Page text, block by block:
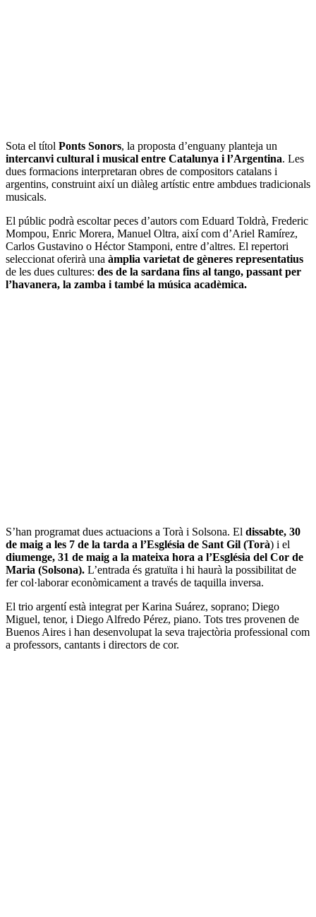
Sota el títol Ponts Sonors, la proposta d’enguany planteja un
intercanvi cultural i musical entre Catalunya i l’Argentina. Les
dues formacions interpretaran obres de compositors catalans i
argentins, construint així un diàleg artístic entre ambdues tradicionals
musicals.
El públic podrà escoltar peces d’autors com Eduard Toldrà, Frederic
Mompou, Enric Morera, Manuel Oltra, així com d’Ariel Ramírez,
Carlos Gustavino o Héctor Stamponi, entre d’altres. El repertori
seleccionat oferirà una àmplia varietat de gèneres representatius
de les dues cultures: des de la sardana fins al tango, passant per
l’havanera, la zamba i també la música acadèmica.
S’han programat dues actuacions a Torà i Solsona. El dissabte, 30
de maig a les 7 de la tarda a l’Església de Sant Gil (Torà) i el
diumenge, 31 de maig a la mateixa hora a l’Església del Cor de
Maria (Solsona). L’entrada és gratuïta i hi haurà la possibilitat de
fer col·laborar econòmicament a través de taquilla inversa.
El trio argentí està integrat per Karina Suárez, soprano; Diego
Miguel, tenor, i Diego Alfredo Pérez, piano. Tots tres provenen de
Buenos Aires i han desenvolupat la seva trajectòria professional com
a professors, cantants i directors de cor.